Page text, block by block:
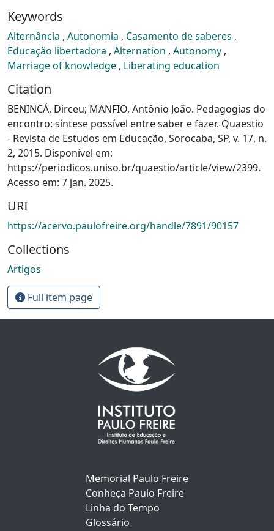
Keywords
Alternância , Autonomia , Casamento de saberes ,
Educação libertadora , Alternation , Autonomy ,
Marriage of knowledge , Liberating education
Citation
BENINCÁ, Dirceu; MANFIO, Antônio João. Pedagogias do
encontro: síntese possível entre saber e fazer. Quaestio
- Revista de Estudos em Educação, Sorocaba, SP, v. 17, n.
2, 2015. Disponível em:
https://periodicos.uniso.br/quaestio/article/view/2399.
Acesso em: 7 jan. 2025.
URI
https://acervo.paulofreire.org/handle/7891/90157
Collections
Artigos
Full item page
Memorial Paulo Freire
Conheça Paulo Freire
Linha do Tempo
Glossário